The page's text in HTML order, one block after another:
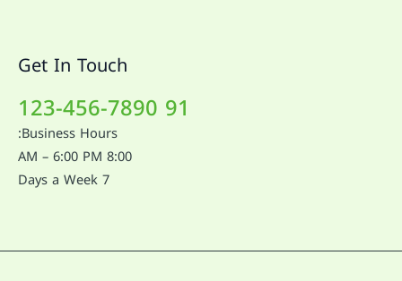
Get In Touch
91 123-456-7890
Business Hours:
8:00 AM – 6:00 PM
7 Days a Week